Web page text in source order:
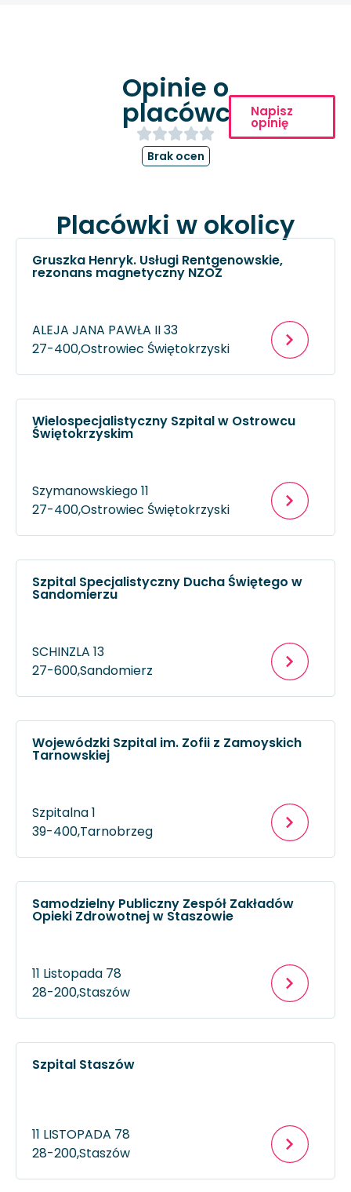
Opinie o
placówce
Brak ocen
Napisz
opinię
Placówki w okolicy
Gruszka Henryk. Usługi Rentgenowskie,
rezonans magnetyczny NZOZ
ALEJA JANA PAWŁA II 33
27-400,Ostrowiec Świętokrzyski
Wielospecjalistyczny Szpital w Ostrowcu
Świętokrzyskim
Szymanowskiego 11
27-400,Ostrowiec Świętokrzyski
Szpital Specjalistyczny Ducha Świętego w
Sandomierzu
SCHINZLA 13
27-600,Sandomierz
Wojewódzki Szpital im. Zofii z Zamoyskich
Tarnowskiej
Szpitalna 1
39-400,Tarnobrzeg
Samodzielny Publiczny Zespół Zakładów
Opieki Zdrowotnej w Staszowie
11 Listopada 78
28-200,Staszów
Szpital Staszów
11 LISTOPADA 78
28-200,Staszów